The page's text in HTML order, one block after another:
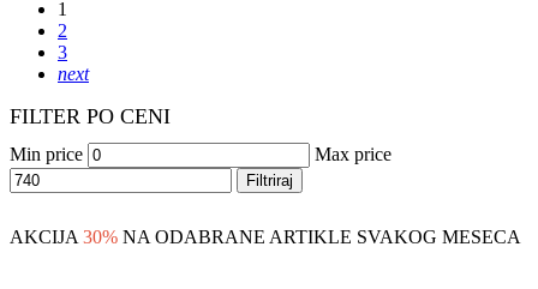
1
2
3
next
FILTER PO CENI
Min price Max price
Filtriraj
AKCIJA 30% NA ODABRANE ARTIKLE SVAKOG MESECA